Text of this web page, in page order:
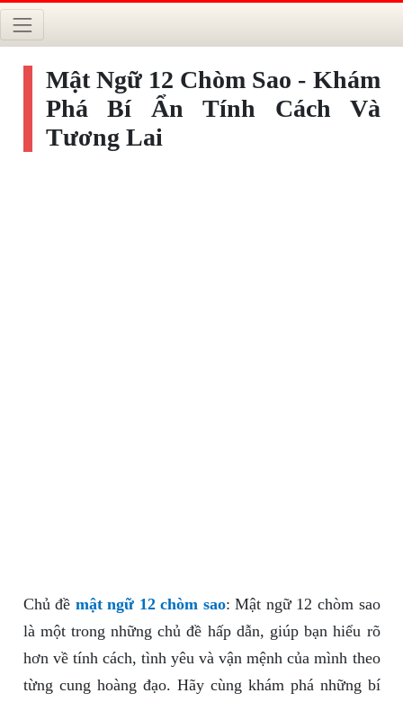
Mật Ngữ 12 Chòm Sao - Khám
Phá Bí Ẩn Tính Cách Và
Tương Lai
Chủ đề mật ngữ 12 chòm sao: Mật ngữ 12 chòm sao
là một trong những chủ đề hấp dẫn, giúp bạn hiểu rõ
hơn về tính cách, tình yêu và vận mệnh của mình theo
từng cung hoàng đạo. Hãy cùng khám phá những bí